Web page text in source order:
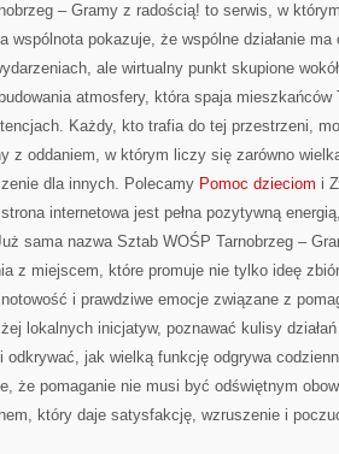
– Gramy z radością! to serwis, w
wspólnota pokazuje, że wspólne działanie
ale wirtualny punkt skupione
atmosfery, która spaja
Każdy, kto trafia do tej przestrzeni,
z oddaniem, w którym liczy się zarówno
dla innych. Polecamy Pomoc dzieciom i
internetowa jest pełna pozytywną
sama nazwa Sztab WOŚP Tarnobrzeg –
z miejscem, które promuje nie tylko ideę
i prawdziwe emocje związane z
lokalnych inicjatyw, poznawać kulisy
odkrywać, jak wielką funkcję odgrywa
że pomaganie nie musi być odświętnym
który daje satysfakcję, wzruszenie i